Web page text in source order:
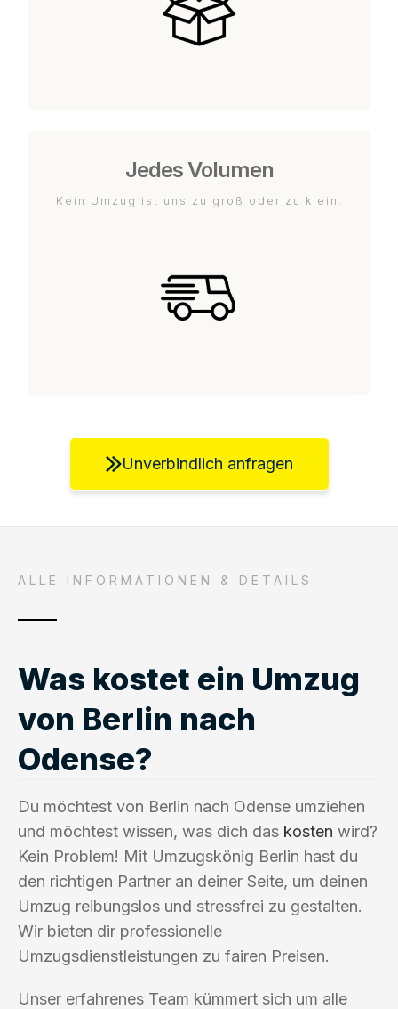
Jedes Volumen
Kein Umzug ist uns zu groß oder zu klein.
Unverbindlich anfragen
ALLE INFORMATIONEN & DETAILS
Was kostet ein Umzug
von Berlin nach
Odense?
Du möchtest von Berlin nach Odense umziehen
und möchtest wissen, was dich das kosten wird?
Kein Problem! Mit Umzugskönig Berlin hast du
den richtigen Partner an deiner Seite, um deinen
Umzug reibungslos und stressfrei zu gestalten.
Wir bieten dir professionelle
Umzugsdienstleistungen zu fairen Preisen.
Unser erfahrenes Team kümmert sich um alle